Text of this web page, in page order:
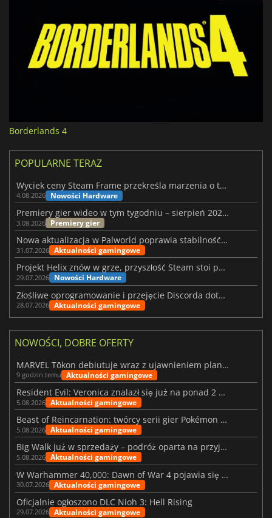
Borderlands 4
POPULARNE TERAZ
Wyciek ceny Steam Frame przekreśla marzenia o tanim zestawie VR
4.08.2026 Nowości Hardware
Premiery gier wideo w tym tygodniu – sierpień 2026 r. (32. tydzień)
3.08.2026 Premiery gier
Nowa aktualizacja w Palworld poprawia stabilność Sunreach i walk z bossami
31.07.2026 Aktualności gamingowe
Projekt Helix znów w grze, przyszłość Steam stoi pod znakiem zapytania
29.07.2026 Nowości Hardware
Złośliwe oprogramowanie i przejęcie Discorda dotknęły Meccha Chameleon
28.07.2026 Aktualności gamingowe
NOWOŚCI, DOBRE OFERTY
MARVEL Tōkon debiutuje wraz z ujawnieniem planu rozwoju na pierwszy rok
9 godzin temu Aktualności gamingowe
Resident Evil: Veronica znalazł się już na ponad 2 milionach list życzeń
5.08.2026 Aktualności gamingowe
Beast of Reincarnation: twórcy serii gier Pokémon wkraczają na nową ścieżkę
5.08.2026 Aktualności gamingowe
Big Walk już w sprzedaży – podróż oparta na przyjaźni
5.08.2026 Aktualności gamingowe
W Warhammer 40,000: Dawn of War 4 pojawia się frakcja Nekronów
30.07.2026 Aktualności gamingowe
Oficjalnie ogłoszono DLC Nioh 3: Hell Rising
29.07.2026 Aktualności gamingowe